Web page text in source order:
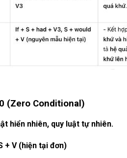
(Zero Conditional)
hiển nhiên, quy luật tự nhiên.
+ V (hiện tại đơn)